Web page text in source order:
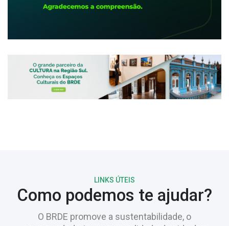
LINKS ÚTEIS
Como podemos te ajudar?
O BRDE promove a sustentabilidade, o